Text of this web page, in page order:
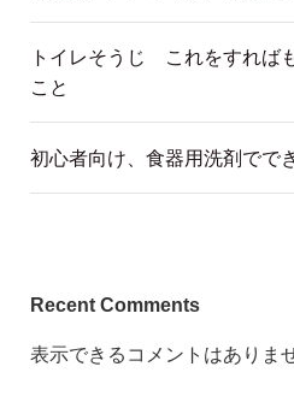
トイレそうじ これをすれば
こと
初心者向け、食器用洗剤でで
Recent Comments
表示できるコメントはありま